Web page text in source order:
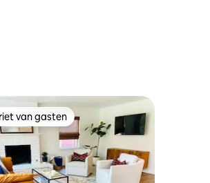
van gasten
van gasten